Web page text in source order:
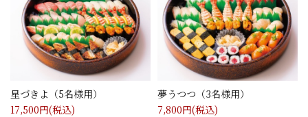
星づきよ（5名様用）
17,500円(税込)
夢うつつ（3名様用）
7,800円(税込)